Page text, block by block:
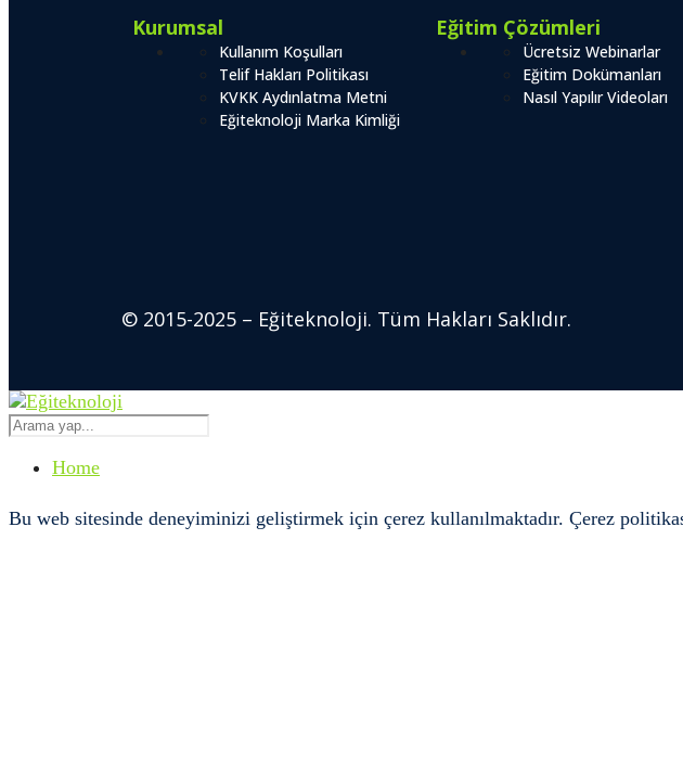
Kurumsal
Kullanım Koşulları
Telif Hakları Politikası
KVKK Aydınlatma Metni
Eğiteknoloji Marka Kimliği
Eğitim Çözümleri
Ücretsiz Webinarlar
Eğitim Dokümanları
Nasıl Yapılır Videoları
© 2015-2025 – Eğiteknoloji. Tüm Hakları Saklıdır.
Home
Bu web sitesinde deneyiminizi geliştirmek için çerez kullanılmaktadır. Çerez